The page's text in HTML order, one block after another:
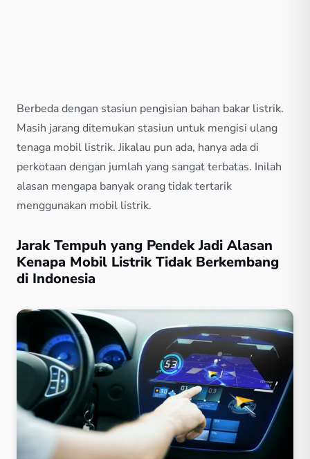
Berbeda dengan stasiun pengisian bahan bakar listrik.
Masih jarang ditemukan stasiun untuk mengisi ulang
tenaga mobil listrik. Jikalau pun ada, hanya ada di
perkotaan dengan jumlah yang sangat terbatas. Inilah
alasan mengapa banyak orang tidak tertarik
menggunakan mobil listrik.
Jarak Tempuh yang Pendek Jadi Alasan
Kenapa Mobil Listrik Tidak Berkembang
di Indonesia